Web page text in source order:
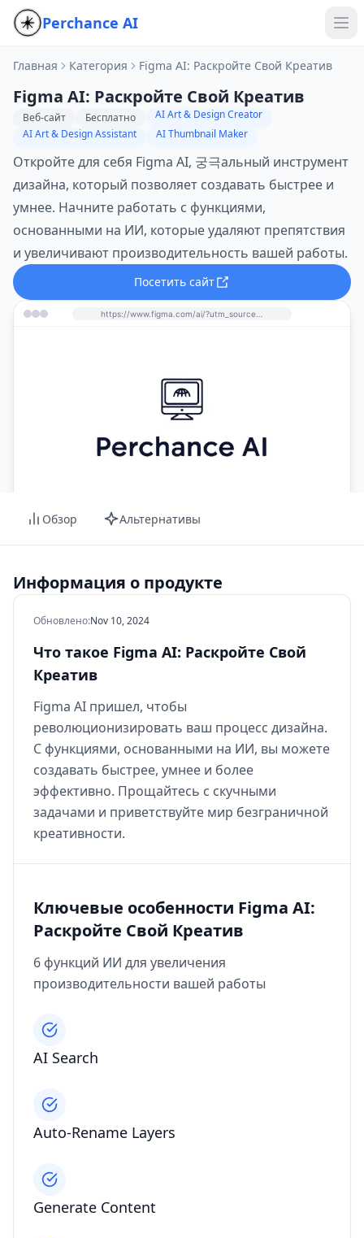
Perchance AI
Главная Категория Figma AI: Раскройте Свой Креатив
Figma AI: Раскройте Свой Креатив
Веб-сайт Бесплатно
AI Art & Design Creator
AI Art & Design Assistant
AI Thumbnail Maker
Откройте для себя Figma AI, 궁극альный инструмент
дизайна, который позволяет создавать быстрее и
умнее. Начните работать с функциями,
основанными на ИИ, которые удаляют препятствия
и увеличивают производительность вашей работы.
Посетить сайт
Обзор Альтернативы
Информация о продукте
Обновлено:Nov 10, 2024
Что такое Figma AI: Раскройте Свой
Креатив
Figma AI пришел, чтобы
революционизировать ваш процесс дизайна.
С функциями, основанными на ИИ, вы можете
создавать быстрее, умнее и более
эффективно. Прощайтесь с скучными
задачами и приветствуйте мир безграничной
креативности.
Ключевые особенности Figma AI:
Раскройте Свой Креатив
6 функций ИИ для увеличения
производительности вашей работы
AI Search
Auto-Rename Layers
Generate Content